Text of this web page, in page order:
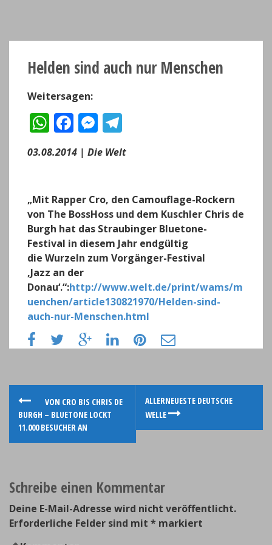
Helden sind auch nur Menschen
Weitersagen:
W
h
a
A
p
p
F
a
c
b
o
o
k
M
e
ss
n
g
er
el
e
r
a
m
03.08.2014 | Die Welt
„Mit Rapper Cro, den Camouflage-Rockern
von The BossHoss und dem Kuschler Chris de
Burgh hat das Straubinger Bluetone-
Festival in diesem Jahr endgültig
die Wurzeln zum Vorgänger-Festival
‚Jazz an der
Donau‘.“:http://www.welt.de/print/wams/m
uenchen/article130821970/Helden-sind-
auch-nur-Menschen.html
P
o
t
n
a
VON CRO BIS CHRIS DE
BURGH – BLUETONE LOCKT
11.000 BESUCHER AN
ALLERNEUESTE DEUTSCHE
WELLE
Schreibe einen Kommentar
Deine E-Mail-Adresse wird nicht veröffentlicht.
Erforderliche Felder sind mit * markiert